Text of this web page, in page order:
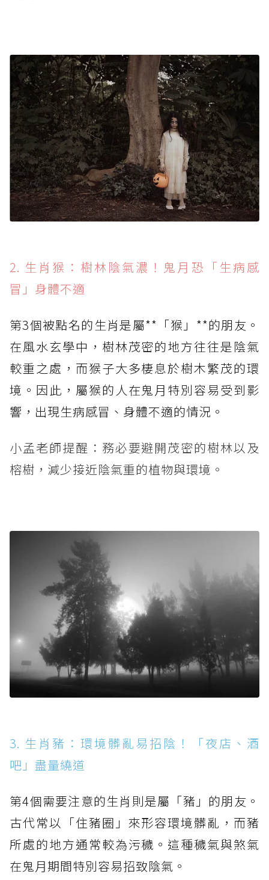
2. 生肖猴：樹林陰氣濃！鬼月恐「生病感
冒」身體不適
第3個被點名的生肖是屬**「猴」**的朋友。
在風水玄學中，樹林茂密的地方往往是陰氣
較重之處，而猴子大多棲息於樹木繁茂的環
境。因此，屬猴的人在鬼月特別容易受到影
響，出現生病感冒、身體不適的情況。
小孟老師提醒：務必要避開茂密的樹林以及
榕樹，減少接近陰氣重的植物與環境。
3. 生肖豬：環境髒亂易招陰！「夜店、酒
吧」盡量繞道
第4個需要注意的生肖則是屬「豬」的朋友。
古代常以「住豬圈」來形容環境髒亂，而豬
所處的地方通常較為污穢。這種穢氣與煞氣
在鬼月期間特別容易招致陰氣。